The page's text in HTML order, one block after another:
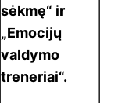
sėkmę“ ir
„Emocijų
valdymo
treneriai“.